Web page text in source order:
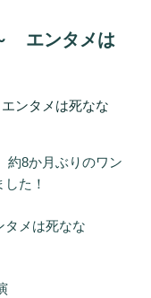
エンタメは
約8か月ぶりのワン
た！
メは死なな